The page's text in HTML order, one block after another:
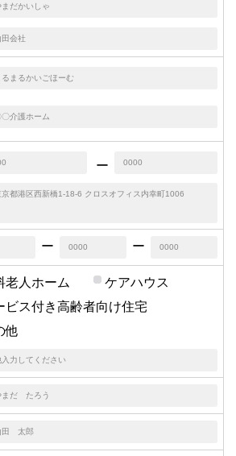
ー
ー ー
老人ホーム
ケアハウス
ビス付き高齢者向け住宅
他